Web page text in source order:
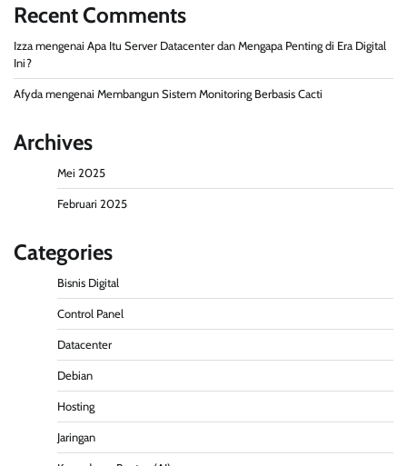
Recent Comments
Izza mengenai Apa Itu Server Datacenter dan Mengapa Penting di Era Digital
Ini?
Afyda mengenai Membangun Sistem Monitoring Berbasis Cacti
Archives
Mei 2025
Februari 2025
Categories
Bisnis Digital
Control Panel
Datacenter
Debian
Hosting
Jaringan